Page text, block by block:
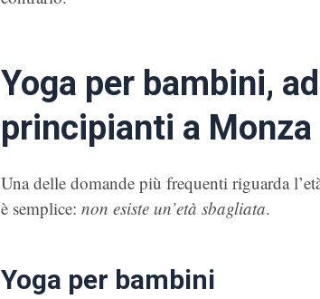
Yoga per bambini,
principianti a Monza
Una delle domande più frequenti riguarda
è semplice: non esiste un’età sbagliata.
Yoga per bambini